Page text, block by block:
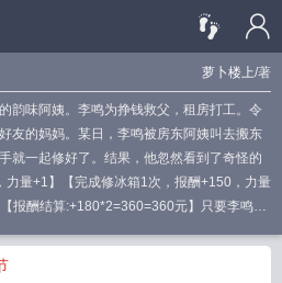
萝卜楼上/著
韵味阿姨。李鸣为挣钱救父，租房打工。令
友的妈妈。某日，李鸣被房东阿姨叫去搬东
就一起修好了。结果，他忽然看到了奇怪的
量+1】【完成修冰箱1次，报酬+150，力量
报酬结算:+180*2=360=360元】只要李鸣做
。只要阿姨把握住，连夜搬进大别墅……